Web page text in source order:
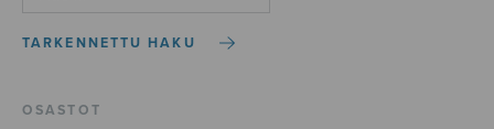
TARKENNETTU HAKU
OSASTOT